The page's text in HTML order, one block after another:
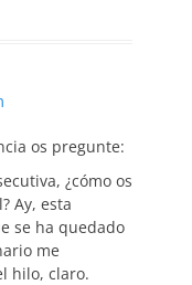
os pregunte:
¿cómo os
Ay, esta
se ha quedado
me
hilo, claro.